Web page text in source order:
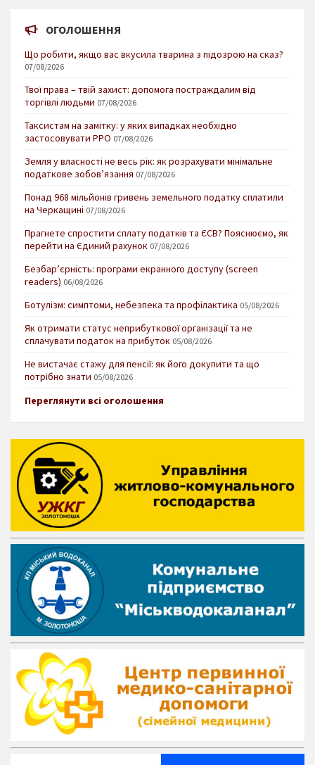
ОГОЛОШЕННЯ
Що робити, якщо вас вкусила тварина з підозрою на сказ?
07/08/2026
Твої права – твій захист: допомога постраждалим від
торгівлі людьми 07/08/2026
Таксистам на замітку: у яких випадках необхідно
застосовувати РРО 07/08/2026
Земля у власності не весь рік: як розрахувати мінімальне
податкове зобов’язання 07/08/2026
Понад 968 мільйонів гривень земельного податку сплатили
на Черкащині 07/08/2026
Прагнете спростити сплату податків та ЄСВ? Пояснюємо, як
перейти на Єдиний рахунок 07/08/2026
Безбар’єрність: програми екранного доступу (screen
readers) 06/08/2026
Ботулізм: симптоми, небезпека та профілактика 05/08/2026
Як отримати статус неприбуткової організації та не
сплачувати податок на прибуток 05/08/2026
Не вистачає стажу для пенсії: як його докупити та що
потрібно знати 05/08/2026
Переглянути всі оголошення